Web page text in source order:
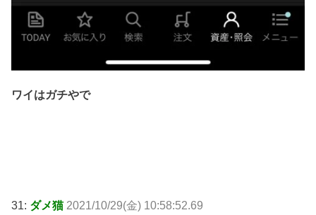
ワイはガチやで
31: ダメ猫 2021/10/29(金) 10:58:52.69